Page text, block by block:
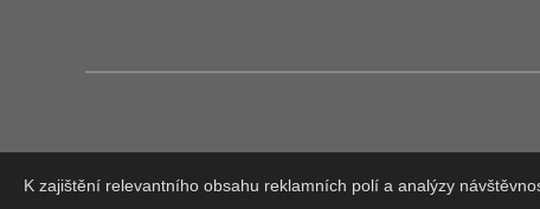
K zajištění relevantního obsahu reklamních polí a analýzy